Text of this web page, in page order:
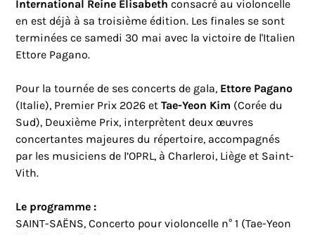
International Reine Elisabeth consacré au violoncelle
en est déjà à sa troisième édition. Les finales se sont
terminées ce samedi 30 mai avec la victoire de l'Italien
Ettore Pagano.
Pour la tournée de ses concerts de gala, Ettore Pagano
(Italie), Premier Prix 2026 etTae-Yeon Kim (Corée du
Sud), Deuxième Prix, interprètent deux œuvres
concertantes majeures du répertoire, accompagnés
par les musiciens de l’OPRL, à Charleroi, Liège et Saint-
Vith.
Le programme :
SAINT-SAËNS, Concerto pour violoncelle n° 1 (Tae-Yeon